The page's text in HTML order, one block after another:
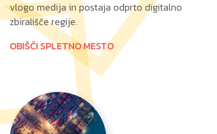
vlogo medija in postaja odprto digitalno
zbirališče regije.
OBIŠČI SPLETNO MESTO